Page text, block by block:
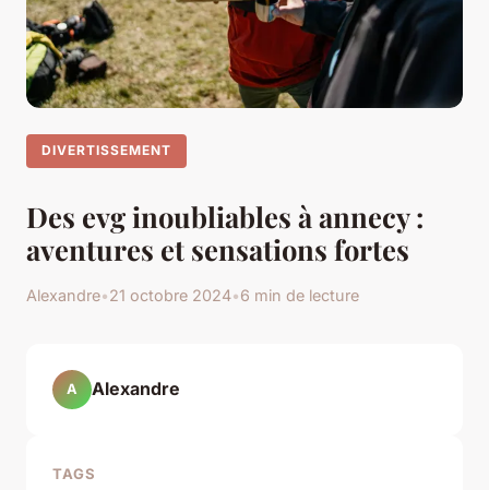
DIVERTISSEMENT
Des evg inoubliables à annecy :
aventures et sensations fortes
Alexandre•21 octobre 2024•6 min de lecture
A Alexandre
TAGS